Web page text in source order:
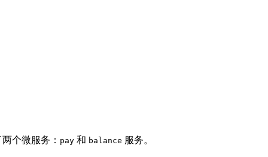
个微服务： pay 和 balance 服务。